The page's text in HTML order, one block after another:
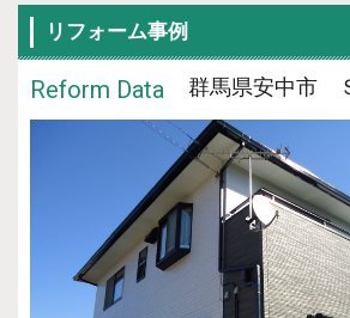
リフォーム事例
Reform Data 群馬県安中市